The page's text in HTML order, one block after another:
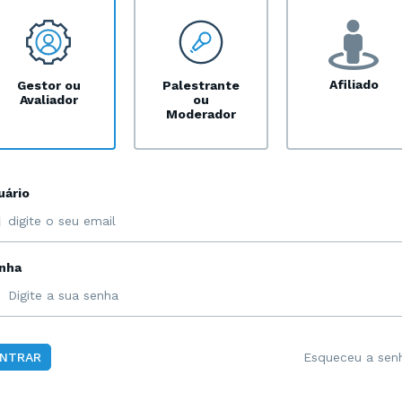
Gestor ou
Avaliador
Palestrante
ou
Moderador
Afiliado
Esqueceu a